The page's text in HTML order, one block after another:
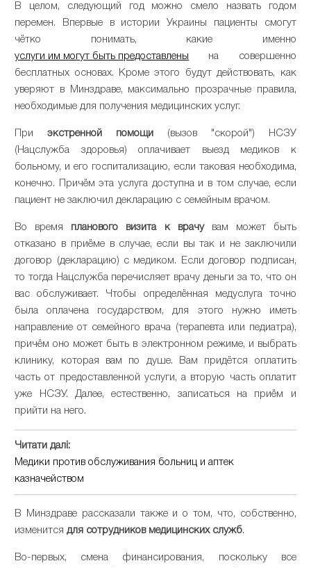
В целом, следующий год можно смело назвать годом
перемен. Впервые в истории Украины пациенты смогут
чётко понимать, какие именно
услуги им могут быть предоставлены на совершенно
бесплатных основах. Кроме этого будут действовать, как
уверяют в Минздраве, максимально прозрачные правила,
необходимые для получения медицинских услуг.
Приэкстренной помощи (вызов "скорой") НСЗУ
(Нацслужба здоровья) оплачивает выезд медиков к
больному, и его госпитализацию, если таковая необходима,
конечно. Причём эта услуга доступна и в том случае, если
пациент не заключил декларацию с семейным врачом.
Во время планового визита к врачувам может быть
отказано в приёме в случае, если вы так и не заключили
договор (декларацию) с медиком. Если договор подписан,
то тогда Нацслужба перечисляет врачу деньги за то, что он
вас обслуживает. Чтобы определённая медуслуга точно
была оплачена государством, для этого нужно иметь
направление от семейного врача (терапевта или педиатра),
причём оно может быть в электронном режиме, и выбрать
клинику, которая вам по душе. Вам придётся оплатить
часть от предоставленной услуги, а вторую часть оплатит
уже НСЗУ. Далее, естественно, записаться на приём и
прийти на него.
Читати далі:
Медики против обслуживания больниц и аптек
казначейством
В Минздраве рассказали также и о том, что, собственно,
изменитсядля сотрудников медицинских служб.
Во-первых, смена финансирования, поскольку все